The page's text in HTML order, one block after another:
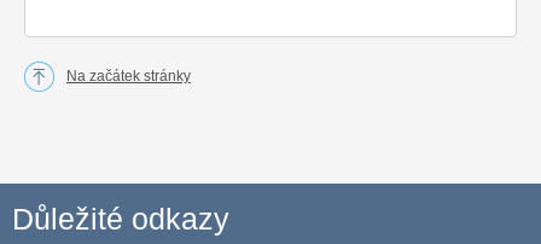
Na začátek stránky
Důležité odkazy